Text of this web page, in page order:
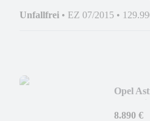
Unfallfrei • EZ 07/2015 •
Opel
8.890 €